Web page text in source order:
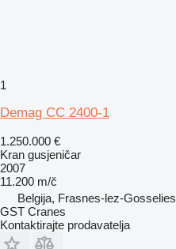
1
Demag CC 2400-1
1.250.000 €
Kran gusjeničar
2007
11.200 m/č
Belgija, Frasnes-lez-Gosselies
GST Cranes
Kontaktirajte prodavatelja